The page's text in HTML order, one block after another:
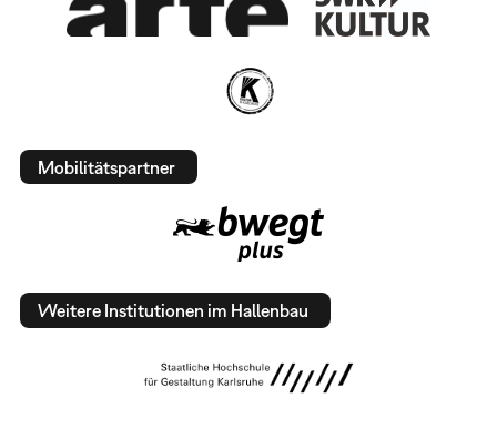
Mobilitätspartner
Weitere Institutionen im Hallenbau